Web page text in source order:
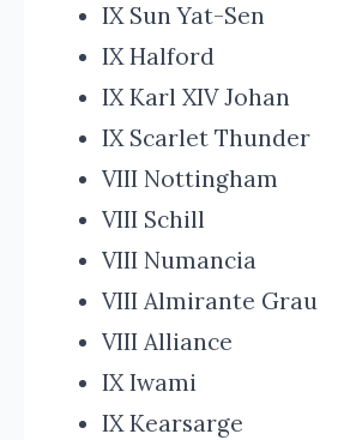
IX Sun Yat-Sen
IX Halford
IX Karl XIV Johan
IX Scarlet Thunder
VIII Nottingham
VIII Schill
VIII Numancia
VIII Almirante Grau
VIII Alliance
IX Iwami
IX Kearsarge